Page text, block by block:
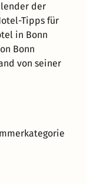
der
Tipps für
in Bonn
Bonn
von seiner